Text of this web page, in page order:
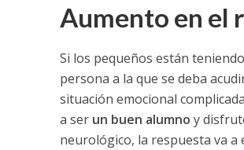
Aumento en el
Si los pequeños están
persona a la que se deba
situación emocional
a serun buen alumno y
neurológico, la respuesta va a